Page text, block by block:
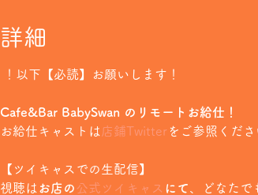
詳細
！以下【必読】お願いします！
Cafe&Bar BabySwan のリモートお給仕！
お給仕キャストは 店鋪Twitterをご参照くださ
【ツイキャスでの生配信】
視聴は お店の 公式ツイキャス にて
、どなたで